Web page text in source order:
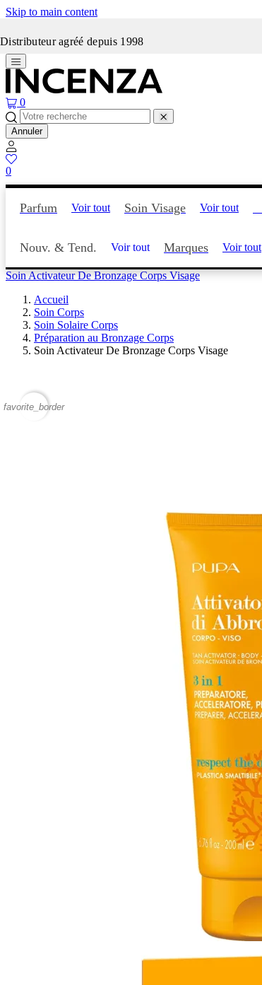
Skip to main content
Distributeur agréé depuis 1998Incenza fait peau neuve
0
Annuler
0
Parfum Voir tout Soin Visage Voir tout
Nouv. & Tend. Voir tout Marques Voir tout
Soin Activateur De Bronzage Corps Visage
Accueil
Soin Corps
Soin Solaire Corps
Préparation au Bronzage Corps
Soin Activateur De Bronzage Corps Visage
favorite_border